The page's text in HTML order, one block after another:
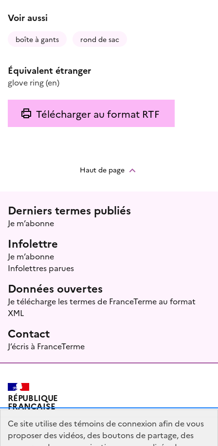
Voir aussi
boîte à gants rond de sac
Équivalent étranger
glove ring(en)
Télécharger au format RTF
Haut de page
Menu prefooter
Derniers termes publiés
Je m’abonne
Infolettre
Je m’abonne
Infolettres parues
Données ouvertes
Je télécharge les termes de FranceTerme au format
XML
Contact
J’écris à FranceTerme
RÉPUBLIQUE
FRANÇAISE
Ce site utilise des témoins de connexion afin de vous
proposer des vidéos, des boutons de partage, des